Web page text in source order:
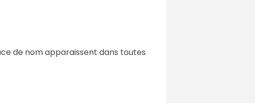
de nom apparaissent dans toutes